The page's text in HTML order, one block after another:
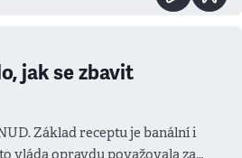
jak se zbavit
Základ receptu je banální i
vláda opravdu považovala za